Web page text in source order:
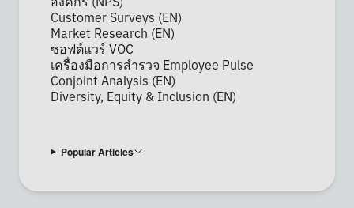
Customer Surveys (EN)
Market Research (EN)
ซอฟต์แวร์ VOC
เครื่องมือการสำรวจ Employee Pulse
Conjoint Analysis (EN)
Diversity, Equity & Inclusion (EN)
Popular Articles